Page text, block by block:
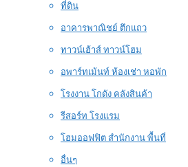
ที่ดิน
อาคารพาณิชย์ ตึกแถว
ทาวน์เฮ้าส์ ทาวน์โฮม
อพาร์ทเม้นท์ ห้องเช่า หอพัก
โรงงาน โกดัง คลังสินค้า
รีสอร์ท โรงแรม
โฮมออฟฟิต สำนักงาน พื้นที่
อื่นๆ